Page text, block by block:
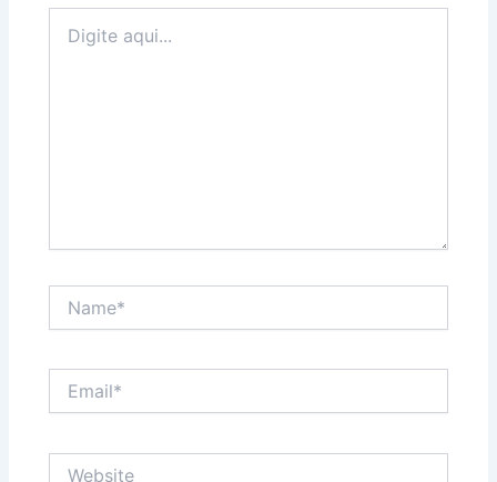
aqui...